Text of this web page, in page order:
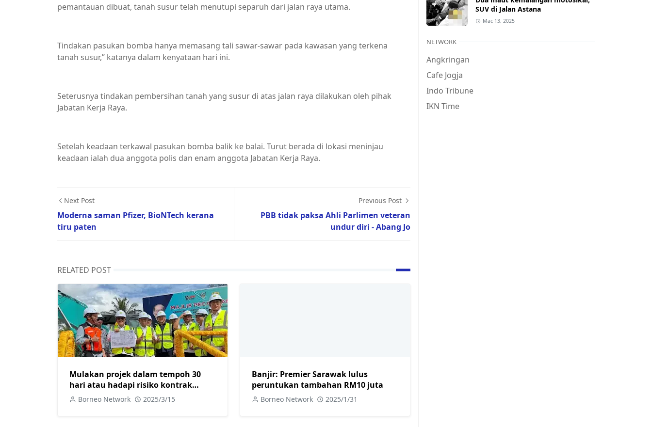
pemantauan dibuat, tanah susur telah menutupi separuh dari jalan raya utama.
Tindakan pasukan bomba hanya memasang tali sawar-sawar pada kawasan yang terkena
tanah susur,” katanya dalam kenyataan hari ini.
Seterusnya tindakan pembersihan tanah yang susur di atas jalan raya dilakukan oleh pihak
Jabatan Kerja Raya.
Setelah keadaan terkawal pasukan bomba balik ke balai. Turut berada di lokasi meninjau
keadaan ialah dua anggota polis dan enam anggota Jabatan Kerja Raya.
Next Post
Moderna saman Pfizer, BioNTech kerana
tiru paten
Previous Post
PBB tidak paksa Ahli Parlimen veteran
undur diri - Abang Jo
RELATED POST
Mulakan projek dalam tempoh 30
hari atau hadapi risiko kontrak
ditamatkan
Borneo Network 2025/3/15
Banjir: Premier Sarawak lulus
peruntukan tambahan RM10 juta
Borneo Network 2025/1/31
SUV di Jalan Astana
Mac 13, 2025
NETWORK
Angkringan
Cafe Jogja
Indo Tribune
IKN Time